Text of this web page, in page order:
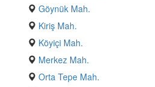
Göynük Mah.
Kiriş Mah.
Köyiçi Mah.
Merkez Mah.
Orta Tepe Mah.